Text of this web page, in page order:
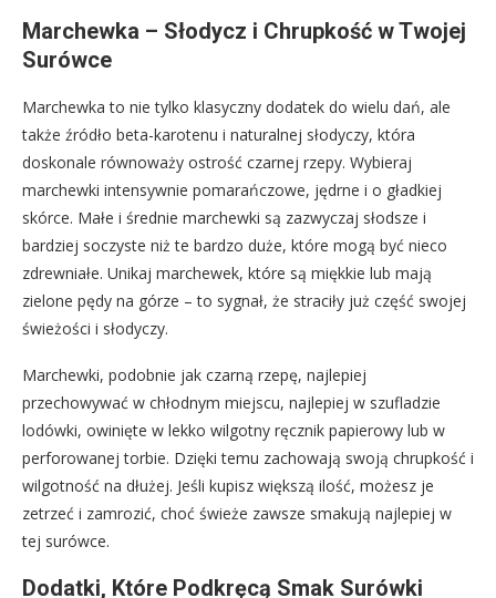
Marchewka – Słodycz i Chrupkość w Twojej
Surówce
Marchewka to nie tylko klasyczny dodatek do wielu dań, ale
także źródło beta-karotenu i naturalnej słodyczy, która
doskonale równoważy ostrość czarnej rzepy. Wybieraj
marchewki intensywnie pomarańczowe, jędrne i o gładkiej
skórce. Małe i średnie marchewki są zazwyczaj słodsze i
bardziej soczyste niż te bardzo duże, które mogą być nieco
zdrewniałe. Unikaj marchewek, które są miękkie lub mają
zielone pędy na górze – to sygnał, że straciły już część swojej
świeżości i słodyczy.
Marchewki, podobnie jak czarną rzepę, najlepiej
przechowywać w chłodnym miejscu, najlepiej w szufladzie
lodówki, owinięte w lekko wilgotny ręcznik papierowy lub w
perforowanej torbie. Dzięki temu zachowają swoją chrupkość i
wilgotność na dłużej. Jeśli kupisz większą ilość, możesz je
zetrzeć i zamrozić, choć świeże zawsze smakują najlepiej w
tej surówce.
Dodatki, Które Podkręcą Smak Surówki